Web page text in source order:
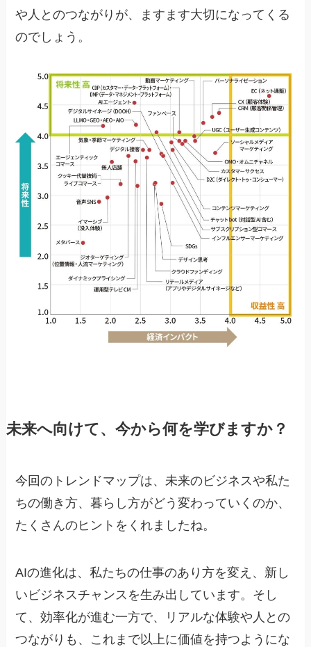
や人とのつながりが、ますます大切になってくる
のでしょう。
未来へ向けて、今から何を学びますか？
今回のトレンドマップは、未来のビジネスや私た
ちの働き方、暮らし方がどう変わっていくのか、
たくさんのヒントをくれましたね。
AIの進化は、私たちの仕事のあり方を変え、新し
いビジネスチャンスを生み出しています。そし
て、効率化が進む一方で、リアルな体験や人との
つながりも、これまで以上に価値を持つようにな